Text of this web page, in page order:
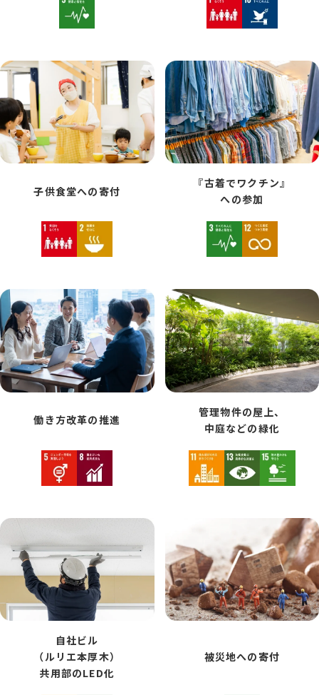
子供食堂への寄付
『古着でワクチン』
への参加
働き方改革の推進
管理物件の屋上、
中庭などの緑化
自社ビル
（ルリエ本厚木）
共用部のLED化
被災地への寄付